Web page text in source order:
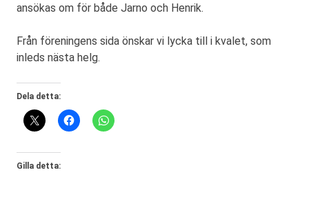
ansökas om för både Jarno och Henrik.
Från föreningens sida önskar vi lycka till i kvalet, som
inleds nästa helg.
Dela detta:
Gilla detta: